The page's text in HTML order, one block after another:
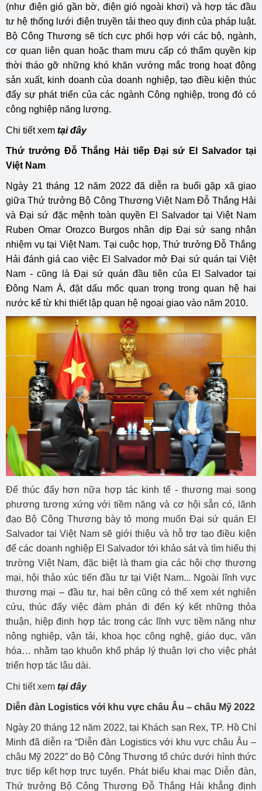
(như điện gió gần bờ, điện gió ngoài khơi) và hợp tác đầu
tư hệ thống lưới điện truyền tải theo quy định của pháp luật.
Bộ Công Thương sẽ tích cực phối hợp với các bộ, ngành,
cơ quan liên quan hoặc tham mưu cấp có thẩm quyền kịp
thời tháo gỡ những khó khăn vướng mắc trong hoạt động
sản xuất, kinh doanh của doanh nghiệp, tạo điều kiện thúc
đẩy sự phát triển của các ngành Công nghiệp, trong đó có
công nghiệp năng lượng.
Chi tiết xem tại đây
Thứ trưởng Đỗ Thắng Hải tiếp Đại sứ El Salvador tại
Việt Nam
Ngày 21 tháng 12 năm 2022 đã diễn ra buổi gặp xã giao
giữa Thứ trưởng Bộ Công Thương Việt Nam Đỗ Thắng Hải
và Đại sứ đặc mệnh toàn quyền El Salvador tại Việt Nam
Ruben Omar Orozco Burgos nhân dịp Đại sứ sang nhận
nhiệm vụ tại Việt Nam. Tại cuộc họp, Thứ trưởng Đỗ Thắng
Hải đánh giá cao việc El Salvador mở Đại sứ quán tại Việt
Nam - cũng là Đại sứ quán đầu tiên của El Salvador tại
Đông Nam Á, đặt dấu mốc quan trọng trong quan hệ hai
nước kể từ khi thiết lập quan hệ ngoại giao vào năm 2010.
Để thúc đẩy hơn nữa hợp tác kinh tế - thương mại song
phương tương xứng với tiềm năng và cơ hội sẵn có, lãnh
đạo Bộ Công Thương bày tỏ mong muốn Đại sứ quán El
Salvador tại Việt Nam sẽ giới thiệu và hỗ trợ tạo điều kiện
để các doanh nghiệp El Salvador tới khảo sát và tìm hiểu thị
trường Việt Nam, đặc biệt là tham gia các hội chợ thương
mại, hội thảo xúc tiến đầu tư tại Việt Nam... Ngoài lĩnh vực
thương mại – đầu tư, hai bên cũng có thể xem xét nghiên
cứu, thúc đẩy việc đàm phán đi đến ký kết những thỏa
thuận, hiệp định hợp tác trong các lĩnh vực tiềm năng như
nông nghiệp, vận tải, khoa học công nghệ, giáo dục, văn
hóa… nhằm tạo khuôn khổ pháp lý thuận lợi cho việc phát
triển hợp tác lâu dài.
Chi tiết xem tại đây
Diễn đàn Logistics với khu vực châu Âu – châu Mỹ 2022
Ngày 20 tháng 12 năm 2022, tại Khách sạn Rex, TP. Hồ Chí
Minh đã diễn ra “Diễn đàn Logistics với khu vực châu Âu –
châu Mỹ 2022” do Bộ Công Thương tổ chức dưới hình thức
trực tiếp kết hợp trực tuyến. Phát biểu khai mạc Diễn đàn,
Thứ trưởng Bộ Công Thương Đỗ Thắng Hải khẳng định